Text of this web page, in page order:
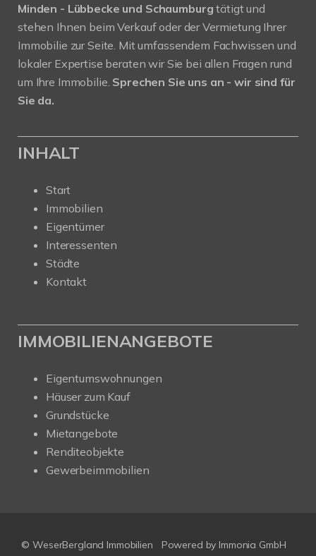
Minden - Lübbecke und Schaumburgtätigt und
stehen Ihnen beim Verkauf oder der Vermietung Ihrer
Immobilie zur Seite. Mit umfassendem Fachwissen und
lokaler Expertise beraten wir Sie bei allen Fragen rund
um Ihre Immobilie. Sprechen Sie uns an - wir sind für
Sie da.
INHALT
Start
Immobilien
Eigentümer
Interessenten
Städte
Kontakt
IMMOBILIENANGEBOTE
Eigentumswohnungen
Häuser zum Kauf
Grundstücke
Mietangebote
Renditeobjekte
Gewerbeimmobilien
© WeserBergland Immobilien Powered by Immonia GmbH